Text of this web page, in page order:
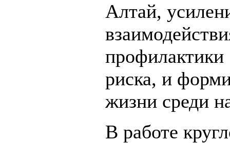
Алтай,
профилактики
риска, и
жизни среди
В работе